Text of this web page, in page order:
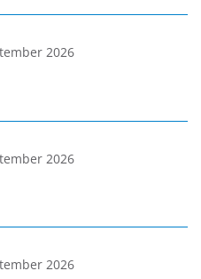
2026
2026
2026